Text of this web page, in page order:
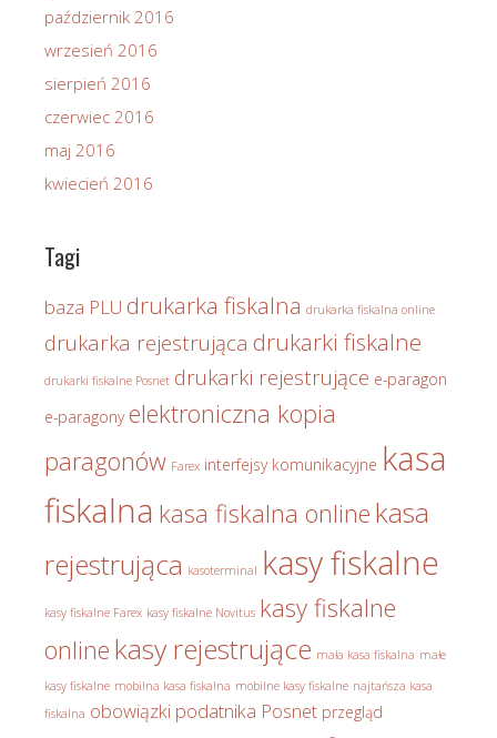
październik 2016
wrzesień 2016
sierpień 2016
czerwiec 2016
maj 2016
kwiecień 2016
Tagi
baza PLU drukarka fiskalna drukarka fiskalna online
drukarka rejestrująca drukarki fiskalne
drukarki fiskalne Posnet drukarki rejestrujące e-paragon
e-paragony elektroniczna kopia
paragonów Farex interfejsy komunikacyjne kasa
fiskalna kasa fiskalna online kasa
rejestrująca kasoterminal kasy fiskalne
kasy fiskalne Farex kasy fiskalne Novitus kasy fiskalne
online kasy rejestrujące mała kasa fiskalna małe
kasy fiskalne mobilna kasa fiskalna mobilne kasy fiskalne najtańsza kasa
fiskalna obowiązki podatnika Posnet przegląd